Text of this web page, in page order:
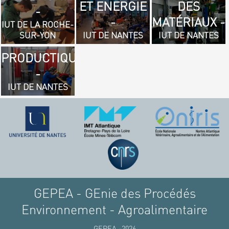
-
IUT DE LA ROCHE-
SUR-YON
ET ENERGIE
-
IUT DE NANTES
DES
MATÉRIAUX -
IUT DE NANTES
- GÉNIE
MÉCANIQUE
ET
PRODUCTIQUE
-
IUT DE NANTES
GEPEA - GEnie des Procédés
Environnement - Agroalimentaire